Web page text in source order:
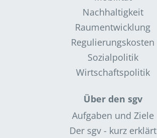
Nachhaltigkeit
Raumentwicklung
Regulierungskosten
Sozialpolitik
Wirtschaftspolitik
Über den sgv
Aufgaben und Ziele
Der sgv - kurz erklärt